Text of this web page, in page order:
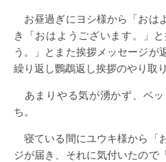
お昼過ぎにヨシ様から「おは
き「おはようございます。」
う。」とまた挨拶メッセージが
繰り返し鸚鵡返し挨拶のやり取
あまりやる気が湧かず、ベ
ち。
寝ている間にユウキ様から「
ジが届き、それに気付いたので